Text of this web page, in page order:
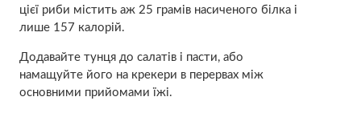
цієї риби містить аж 25 грамів насиченого білка і
лише 157 калорій.
Додавайте тунця до салатів і пасти, або
намащуйте його на крекери в перервах між
основними прийомами їжі.